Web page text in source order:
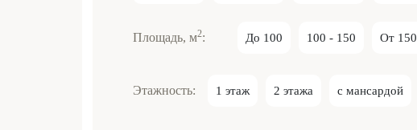
Площадь, м2: До 100 100 - 150 От 150
Этажность: 1 этаж 2 этажа с мансардой